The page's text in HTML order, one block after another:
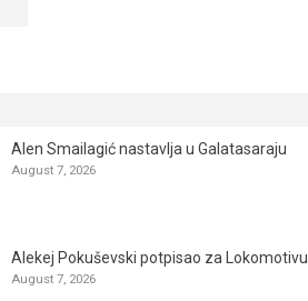
Alen Smailagić nastavlja u Galatasaraju
August 7, 2026
Alekej Pokuševski potpisao za Lokomotivu
August 7, 2026